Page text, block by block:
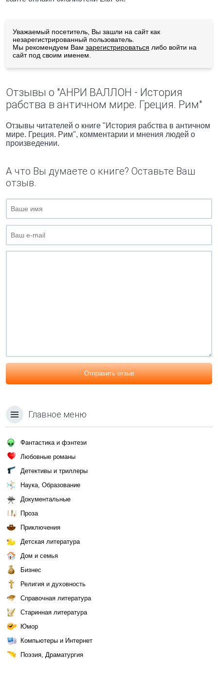
Уважаемый посетитель, Вы зашли на сайт как
незарегистрированный пользователь.
Мы рекомендуем Вам зарегистрироваться либо войти на
сайт под своим именем.
Отзывы о "АНРИ ВАЛЛОН - История
рабства в античном мире. Греция. Рим"
Отзывы читателей о книге "История рабства в античном
мире. Греция. Рим", комментарии и мнения людей о
произведении.
А что Вы думаете о книге? Оставьте Ваш
отзыв.
Отправить отзыв
Главное меню
Фантастика и фэнтези
Любовные романы
Детективы и триллеры
Наука, Образование
Документальные
Проза
Приключения
Детская литература
Дом и семья
Бизнес
Религия и духовность
Справочная литература
Старинная литература
Юмор
Компьютеры и Интернет
Поэзия, Драматургия